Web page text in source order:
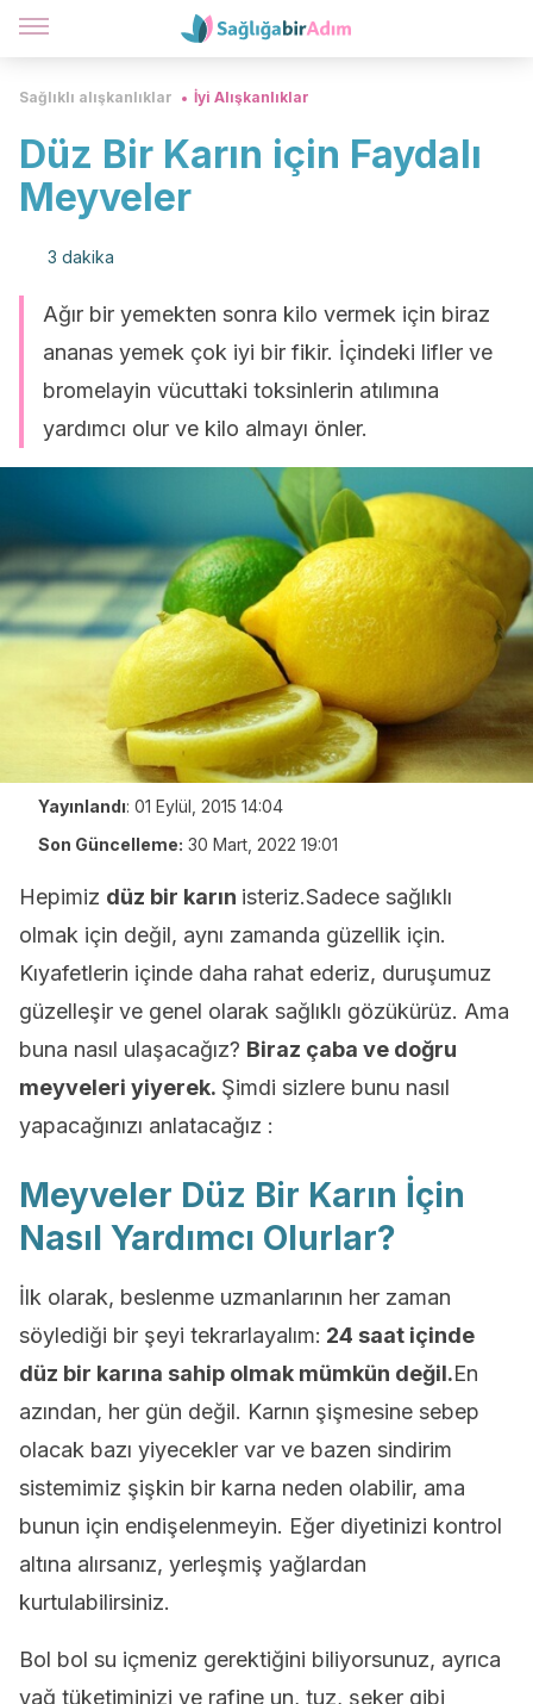
Sağlıklı alışkanlıklar İyi Alışkanlıklar
Düz Bir Karın için Faydalı
Meyveler
3 dakika
Ağır bir yemekten sonra kilo vermek için biraz
ananas yemek çok iyi bir fikir. İçindeki lifler ve
bromelayin vücuttaki toksinlerin atılımına
yardımcı olur ve kilo almayı önler.
Yayınlandı: 01 Eylül, 2015 14:04
Son Güncelleme: 30 Mart, 2022 19:01
Hepimiz düz bir karın isteriz.Sadece sağlıklı
olmak için değil, aynı zamanda güzellik için.
Kıyafetlerin içinde daha rahat ederiz, duruşumuz
güzelleşir ve genel olarak sağlıklı gözükürüz. Ama
buna nasıl ulaşacağız? Biraz çaba ve doğru
meyveleri yiyerek. Şimdi sizlere bunu nasıl
yapacağınızı anlatacağız :
Meyveler Düz Bir Karın İçin
Nasıl Yardımcı Olurlar?
İlk olarak, beslenme uzmanlarının her zaman
söylediği bir şeyi tekrarlayalım: 24 saat içinde
düz bir karına sahip olmak mümkün değil.En
azından, her gün değil. Karnın şişmesine sebep
olacak bazı yiyecekler var ve bazen sindirim
sistemimiz şişkin bir karna neden olabilir, ama
bunun için endişelenmeyin. Eğer diyetinizi kontrol
altına alırsanız, yerleşmiş yağlardan
kurtulabilirsiniz.
Bol bol su içmeniz gerektiğini biliyorsunuz, ayrıca
yağ tüketiminizi ve rafine un, tuz, şeker gibi